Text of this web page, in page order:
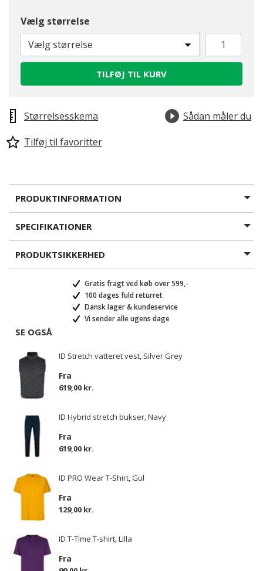
Vælg størrelse
Vælg størrelse
TILFØJ TIL KURV
Størrelsesskema
Sådan måler du
Tilføj til favoritter
PRODUKTINFORMATION
SPECIFIKATIONER
PRODUKTSIKKERHED
Gratis fragt ved køb over 599,-
100 dages fuld returret
Dansk lager & kundeservice
Vi sender alle ugens dage
SE OGSÅ
ID Stretch vatteret vest, Silver Grey
Fra
619,00 kr.
ID Hybrid stretch bukser, Navy
Fra
619,00 kr.
ID PRO Wear T-Shirt, Gul
Fra
129,00 kr.
ID T-Time T-shirt, Lilla
Fra